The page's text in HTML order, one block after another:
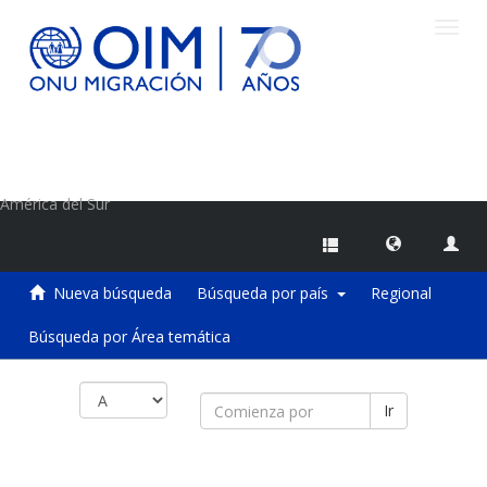
América del Sur
Nueva búsqueda Búsqueda por país Regional
Búsqueda por Área temática
Ir